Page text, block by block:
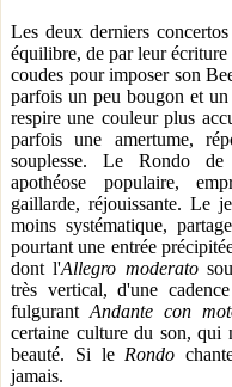
Les deux derniers
équilibre, de par leur
coudes pour imposer son
parfois un peu bougon et
respire une couleur plus
parfois une amertume,
souplesse. Le Rondo
apothéose populaire,
gaillarde, réjouissante. Le
moins systématique,
pourtant une entrée
dont l'Allegro moderato
très vertical, d'une
fulgurant Andante con
certaine culture du son, qui
beauté. Si le Rondo
jamais.